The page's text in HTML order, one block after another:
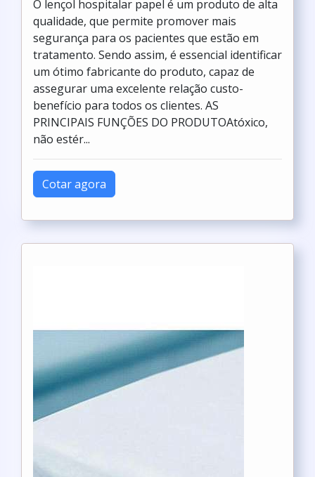
O lençol hospitalar papel é um produto de alta
qualidade, que permite promover mais
segurança para os pacientes que estão em
tratamento. Sendo assim, é essencial identificar
um ótimo fabricante do produto, capaz de
assegurar uma excelente relação custo-
benefício para todos os clientes. AS
PRINCIPAIS FUNÇÕES DO PRODUTOAtóxico,
não estér...
Cotar agora